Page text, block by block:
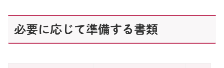
必要に応じて準備する書類